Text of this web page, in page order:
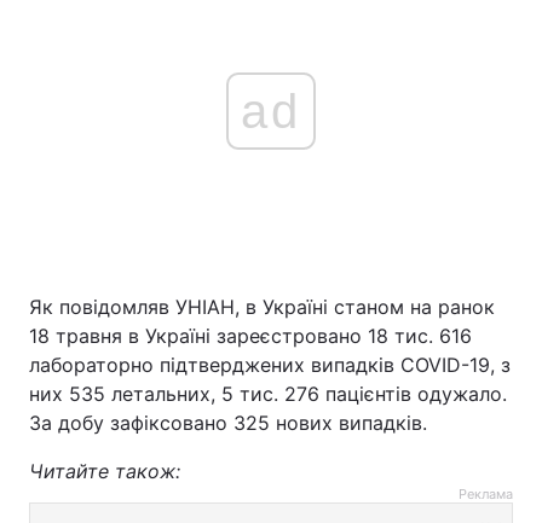
ad
Як повідомляв УНІАН, в Україні станом на ранок
18 травня в Україні зареєстровано 18 тис. 616
лабораторно підтверджених випадків COVID-19, з
них 535 летальних, 5 тис. 276 пацієнтів одужало.
За добу зафіксовано 325 нових випадків.
Читайте також:
Реклама